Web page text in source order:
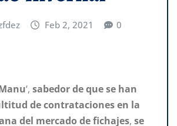
Feb 2, 2021 0
‘, sabedor de que se han
de contrataciones en la
del mercado de fichajes, se